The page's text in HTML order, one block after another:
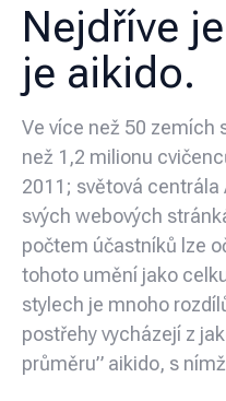
Nejdříve
je aikido.
Ve více než 50 zemích
než 1,2 milionu
2011; světová
svých webových
počtem účastníků lze
tohoto umění jako
stylech je mnoho
postřehy vycházejí z
průměru” aikido, s